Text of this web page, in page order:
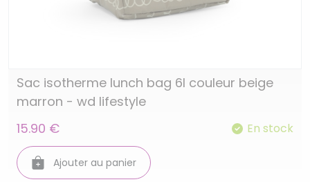
Sac isotherme lunch bag 6l couleur beige
marron - wd lifestyle
15.90 €
En stock
Ajouter au panier